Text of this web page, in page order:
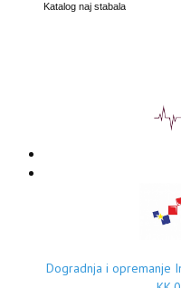
Katalog naj stabala
Dogradnja i opremanje